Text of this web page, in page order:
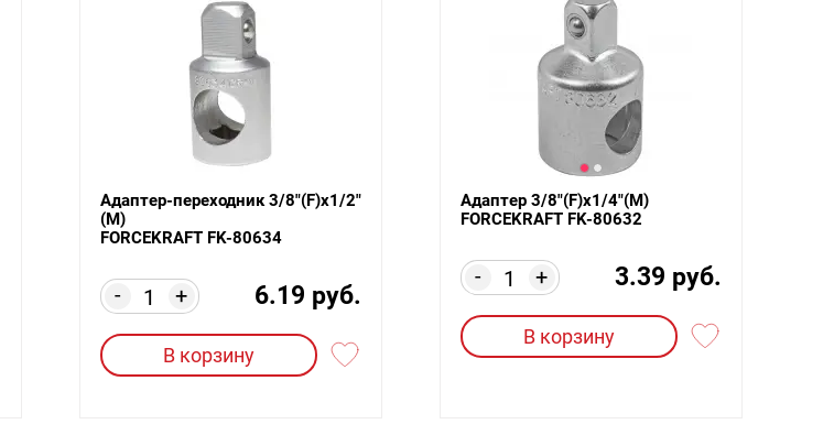
Адаптер-переходник 3/8"(F)x1/2"
(M)
FORCEKRAFT FK-80634
+
- 6.19 руб.
В корзину
Адаптер 3/8"(F)x1/4"(M)
FORCEKRAFT FK-80632
+
- 3.39 руб.
В корзину